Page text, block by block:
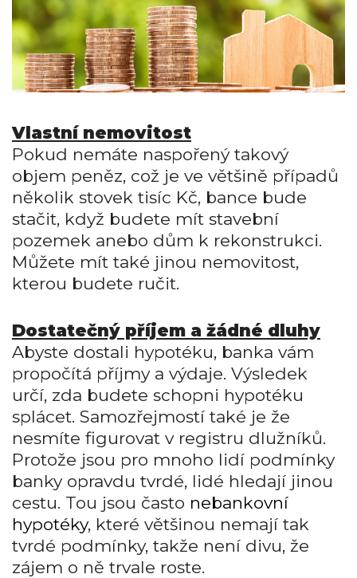
Vlastní nemovitost
Pokud nemáte naspořený takový
objem peněz, což je ve většině případů
několik stovek tisíc Kč, bance bude
stačit, když budete mít stavební
pozemek anebo dům k rekonstrukci.
Můžete mít také jinou nemovitost,
kterou budete ručit.
Dostatečný příjem a žádné dluhy
Abyste dostali hypotéku, banka vám
propočítá příjmy a výdaje. Výsledek
určí, zda budete schopni hypotéku
splácet. Samozřejmostí také je že
nesmíte figurovat v registru dlužníků.
Protože jsou pro mnoho lidí podmínky
banky opravdu tvrdé, lidé hledají jinou
cestu. Tou jsou často nebankovní
hypotéky, které většinou nemají tak
tvrdé podmínky, takže není divu, že
zájem o ně trvale roste.